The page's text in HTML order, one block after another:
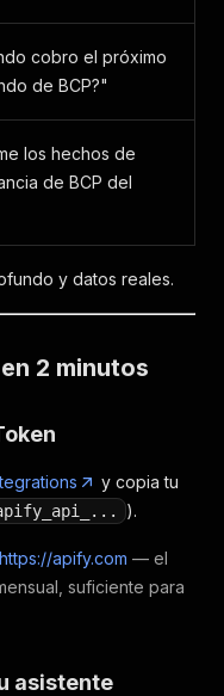
cobro el próximo
de BCP?"
los hechos de
de BCP del
y datos reales.
2 minutos
y copia tu
).
https://apify.com — el
suficiente para
asistente